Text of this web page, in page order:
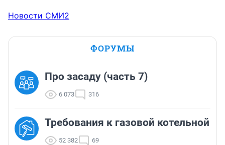
Новости СМИ2
ФОРУМЫ
Про засаду (часть 7)
6 073 316
Требования к газовой котельной
52 382 69